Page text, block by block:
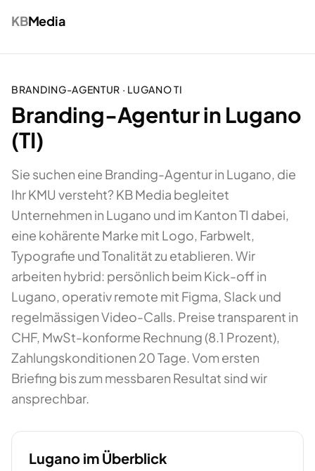
KBMedia
BRANDING-AGENTUR · LUGANOTI
Branding-Agentur in Lugano
(TI)
Sie suchen eine Branding-Agentur in Lugano, die
Ihr KMU versteht? KB Media begleitet
Unternehmen in Lugano und im Kanton TI dabei,
eine kohärente Marke mit Logo, Farbwelt,
Typografie und Tonalität zu etablieren. Wir
arbeiten hybrid: persönlich beim Kick-off in
Lugano, operativ remote mit Figma, Slack und
regelmässigen Video-Calls. Preise transparent in
CHF, MwSt-konforme Rechnung (8.1 Prozent),
Zahlungskonditionen 20 Tage. Vom ersten
Briefing bis zum messbaren Resultat sind wir
ansprechbar.
Lugano im Überblick